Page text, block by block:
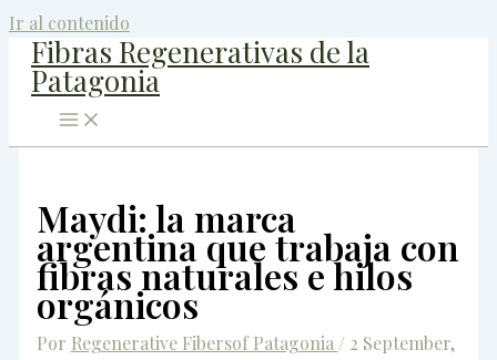
Ir al contenido
Fibras Regenerativas de la
Patagonia
Maydi: la marca
argentina que trabaja con
fibras naturales e hilos
orgánicos
Por Regenerative Fibersof Patagonia / 2 September,